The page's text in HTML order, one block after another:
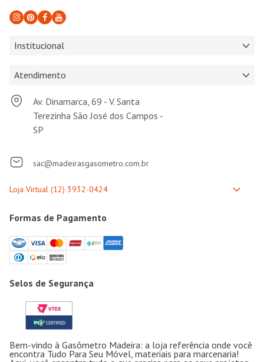
Institucional
Atendimento
Av. Dinamarca, 69 - V. Santa
Terezinha São José dos Campos -
SP
sac@madeirasgasometro.com.br
Formas de Pagamento
Selos de Segurança
Bem-vindo à Gasômetro Madeira: a loja referência onde você
encontra Tudo Para Seu Móvel, materiais para marcenaria!